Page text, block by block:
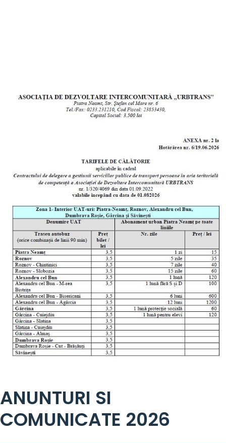
ANUNTURI SI
COMUNICATE 2026